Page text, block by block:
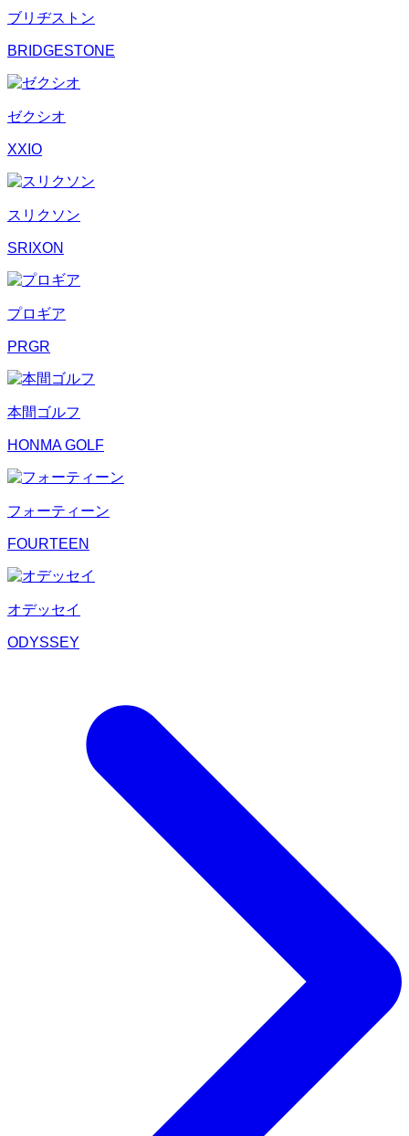
ブリヂストン
BRIDGESTONE
ゼクシオ
XXIO
スリクソン
SRIXON
プロギア
PRGR
本間ゴルフ
HONMA GOLF
フォーティーン
FOURTEEN
オデッセイ
ODYSSEY